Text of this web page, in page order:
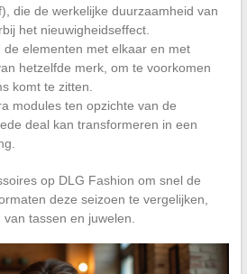
die de werkelijke duurzaamheid van
het nieuwigheidseffect.
de elementen met elkaar en met
hetzelfde merk, om te voorkomen
komt te zitten.
modules ten opzichte van de
deal kan transformeren in een
op DLG Fashion om snel de
deze seizoen te vergelijken,
tassen en juwelen.